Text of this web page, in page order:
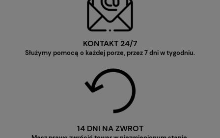
KONTAKT 24/7
Służymy pomocą o każdej porze, przez 7 dni w tygodniu.
14 DNI NA ZWROT